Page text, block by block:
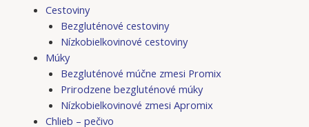
Cestoviny
Bezgluténové cestoviny
Nízkobielkovinové cestoviny
Múky
Bezgluténové múčne zmesi Promix
Prirodzene bezgluténové múky
Nízkobielkovinové zmesi Apromix
Chlieb – pečivo